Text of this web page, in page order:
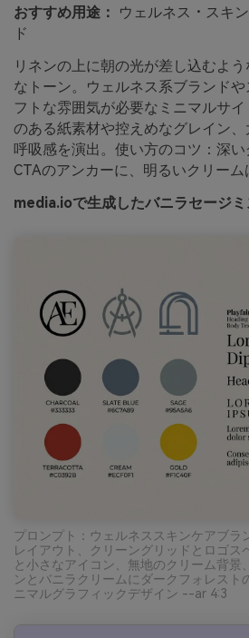
おすすめ用途：
ウェルネス・スキ
ド
リネンの上に朝の光が差し込むよ
なトーン。ウェルネス系ブランド
フトな雰囲気が必要なミニマルサ
のある紙素材や控えめなグレイン
呼吸感を演出。使い方のコツ：深
CTAのアンカーに、明るいクリーム
media.ioで生成したバニラセージミ
プロンプト：ウェルネススキンケアブラ
レイアウト、クリーングリッドとロゴス
と小さなアイコン、無地のクリーム背景
ンとバニラクリームにダークフォレスト
ニマルグラフィックデザイン --ar 4:3